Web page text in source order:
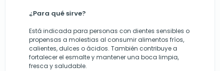
¿Para qué sirve?
Está indicada para personas con dientes sensibles o
propensas a molestias al consumir alimentos fríos,
calientes, dulces o ácidos. También contribuye a
fortalecer el esmalte y mantener una boca limpia,
fresca y saludable.